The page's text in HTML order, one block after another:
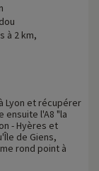
à 2 km,
Lyon et récupérer
ensuite l'A8 "la
- Hyères et
de Giens,
rond point à